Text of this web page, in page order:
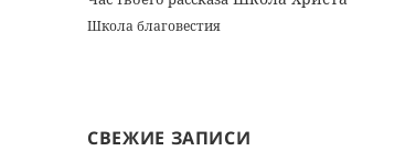
Школа благовестия
СВЕЖИЕ ЗАПИСИ